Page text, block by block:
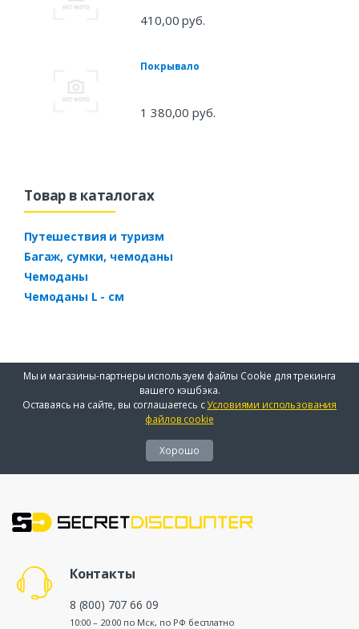
410,00 руб.
Покрывало
1 380,00 руб.
Товар в каталогах
Путешествия и туризм
Багаж, сумки, чемоданы
Чемоданы
Чемоданы L - см
Мы и магазины-партнеры используем файлы Cookie для трекинга
вашего кэшбэка.
Оставаясь на сайте, вы соглашаетесь сУсловиями использования
файлов cookie
Хорошо
Контакты
8 (800) 707 66 09
10:00 – 20:00 по Мск, по РФ бесплатно